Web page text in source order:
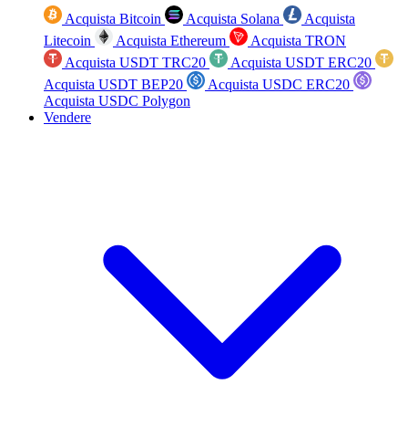
Acquista Bitcoin Acquista Solana
Acquista
Litecoin
Acquista Ethereum
Acquista TRON
Acquista USDT TRC20
Acquista USDT ERC20
Acquista USDT BEP20
Acquista USDC ERC20
Acquista USDC Polygon
Vendere